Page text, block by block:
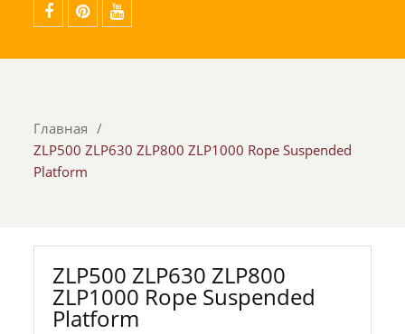
Главная
ZLP500 ZLP630 ZLP800 ZLP1000 Rope Suspended
Platform
ZLP500 ZLP630 ZLP800
ZLP1000 Rope Suspended
Platform